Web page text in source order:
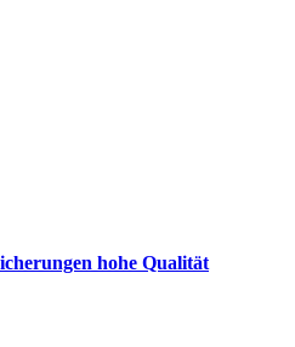
hohe Qualität